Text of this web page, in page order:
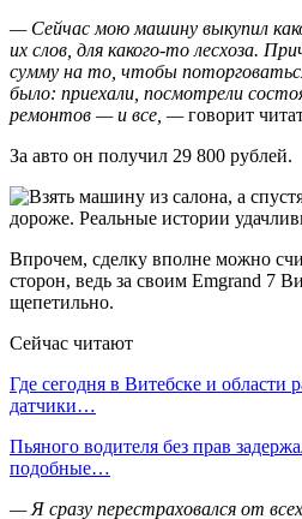
— Сейчас мою машину выкупил
их слов, для какого-то лесхоза.
сумму на то, чтобы
было: приехали, посмотрели
ремонтов — и все, —говорит
За авто он получил 29 800 рублей.
Впрочем, сделку вполне можно
сторон, ведь за своим Emgrand 7
щепетильно.
Сейчас читают
Где сегодня в Витебске и области
датчики…
Пьяного водителя без прав
подобные…
— Я сразу перестраховался от